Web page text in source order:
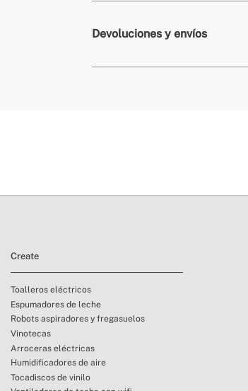
» Garantía
Devoluciones y envíos
Create
Toalleros eléctricos
Espumadores de leche
Robots aspiradores y fregasuelos
Vinotecas
Arroceras eléctricas
Humidificadores de aire
Tocadiscos de vinilo